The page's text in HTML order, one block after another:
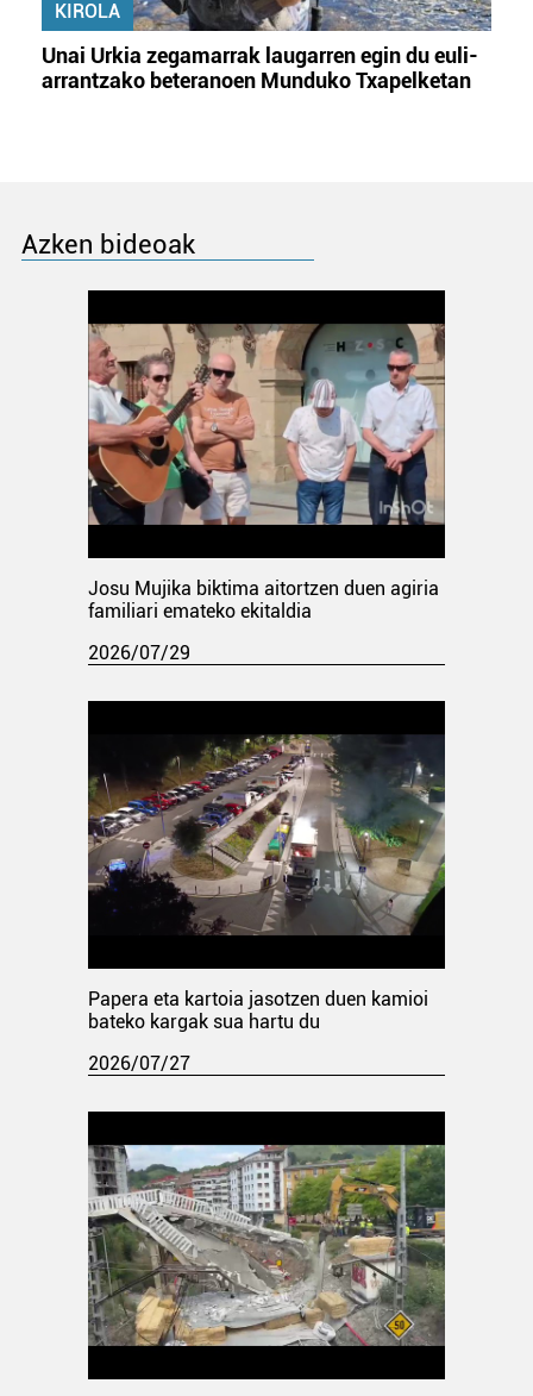
KIROLA
Unai Urkia zegamarrak laugarren egin du euli-
arrantzako beteranoen Munduko Txapelketan
Azken bideoak
Josu Mujika biktima aitortzen duen agiria
familiari emateko ekitaldia
2026/07/29
Papera eta kartoia jasotzen duen kamioi
bateko kargak sua hartu du
2026/07/27